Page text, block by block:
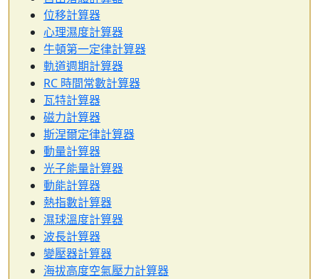
位移計算器
心理濕度計算器
牛頓第一定律計算器
軌道週期計算器
RC 時間常數計算器
瓦特計算器
磁力計算器
斯涅爾定律計算器
動量計算器
光子能量計算器
動能計算器
熱指數計算器
濕球溫度計算器
波長計算器
變壓器計算器
海拔高度空氣壓力計算器